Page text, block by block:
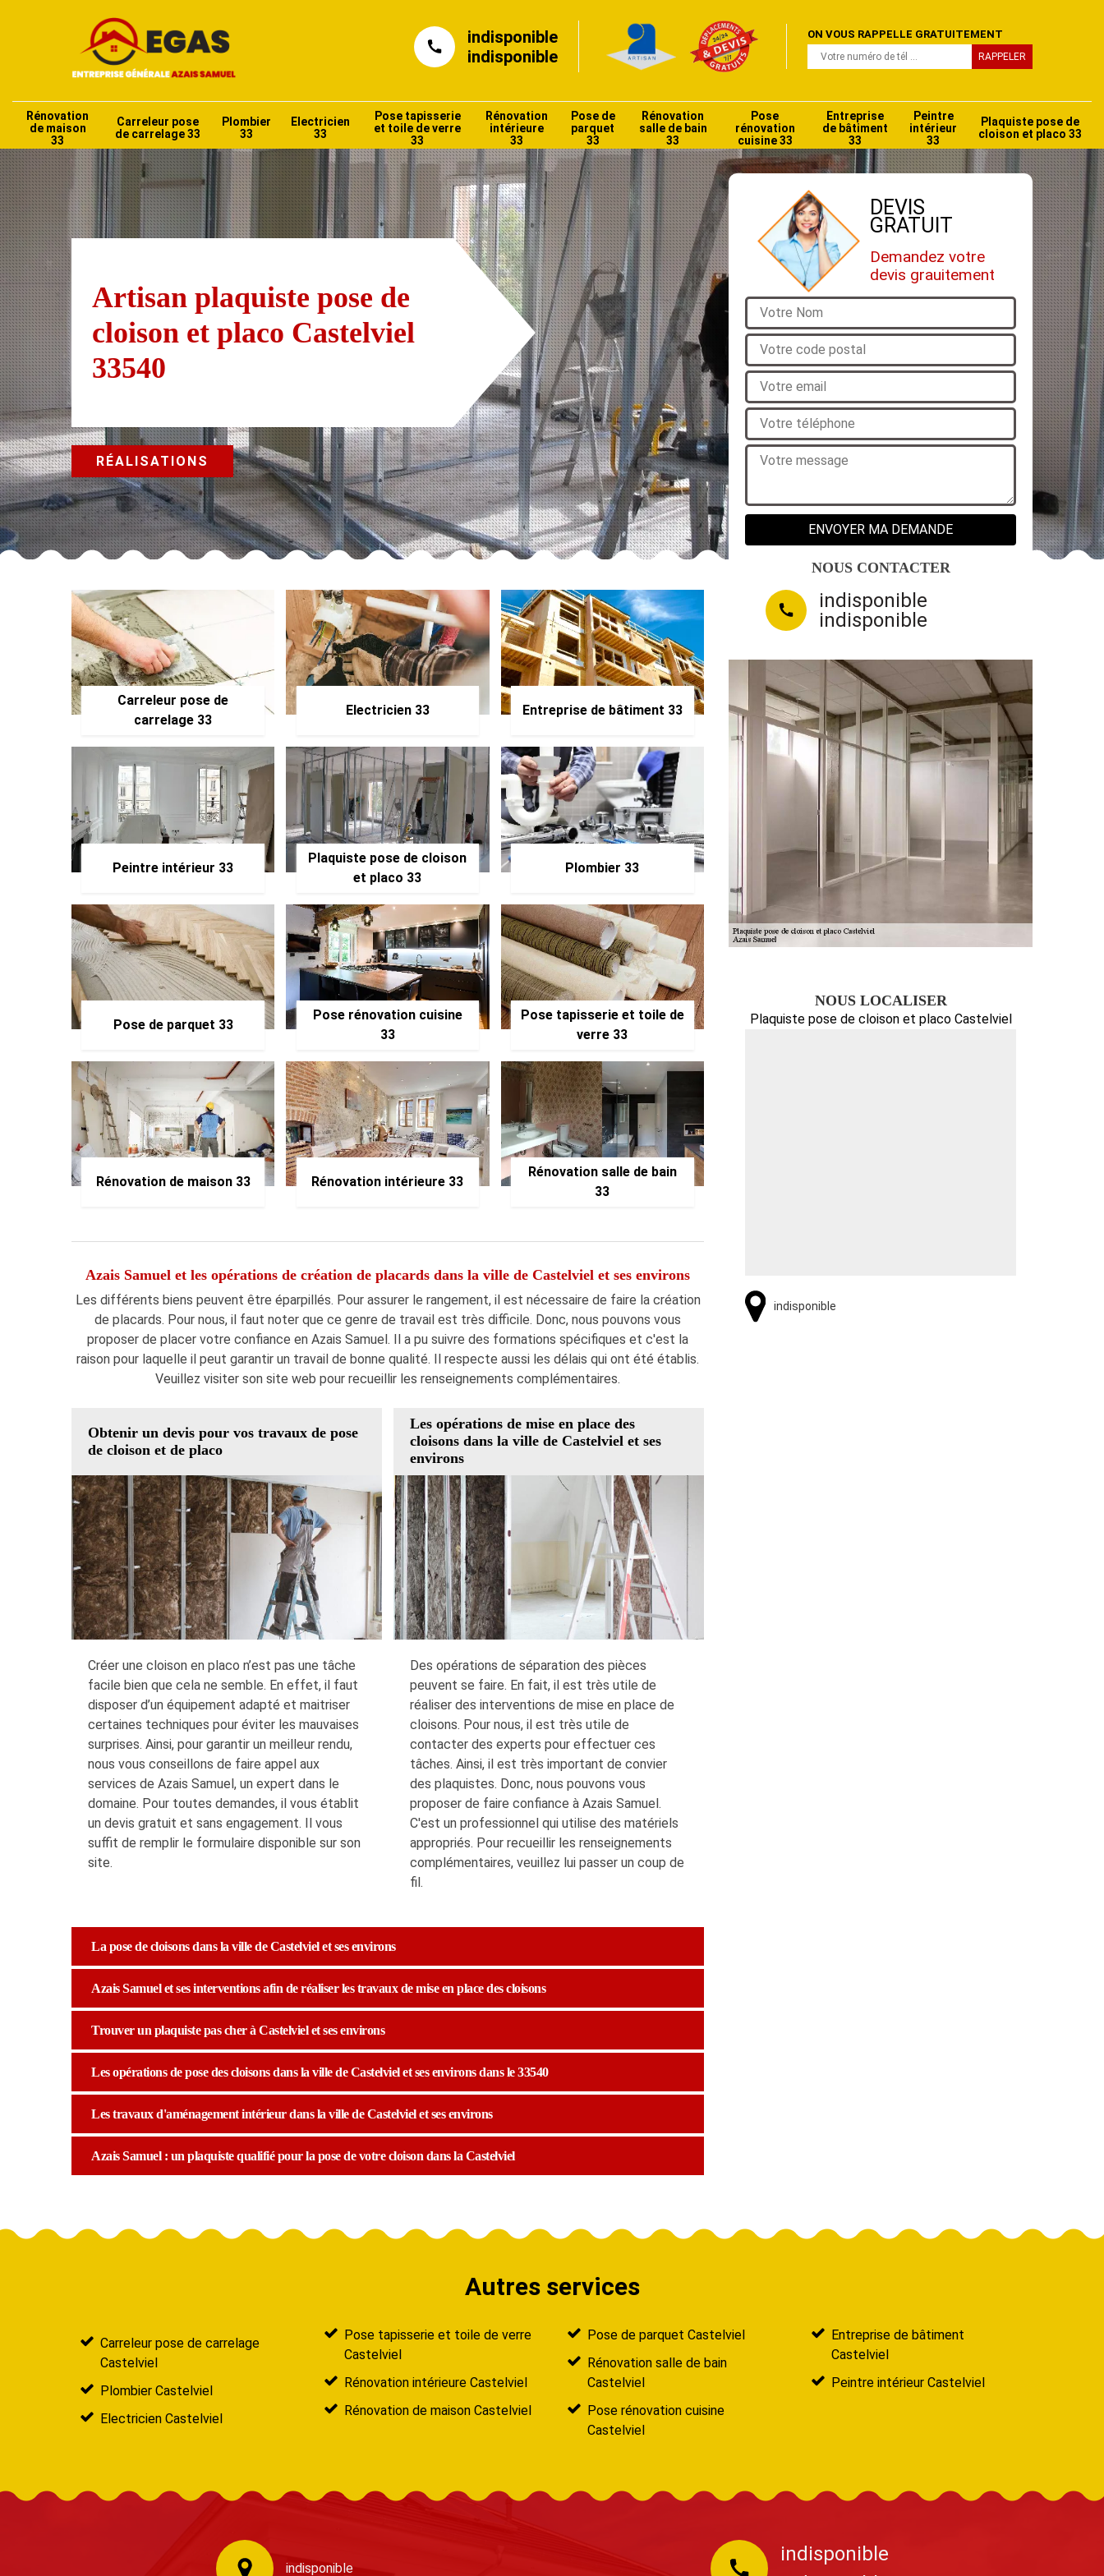
indisponible
indisponible
ON VOUS RAPPELLE GRATUITEMENT
Rénovation
de maison
33
Carreleur pose
de carrelage 33
Plombier
33
Electricien
33
Pose tapisserie
et toile de verre
33
Rénovation
intérieure
33
Pose de
parquet
33
Rénovation
salle de bain
33
Pose
rénovation
cuisine 33
Entreprise
de bâtiment
33
Peintre
intérieur
33
Plaquiste pose de
cloison et placo 33
Artisan plaquiste pose de
cloison et placo Castelviel
33540
RÉALISATIONS
Carreleur pose de
carrelage 33
Electricien 33 Entreprise de bâtiment 33
Peintre intérieur 33
Plaquiste pose de cloison
et placo 33
Plombier 33
Pose de parquet 33
Pose rénovation cuisine
33
Pose tapisserie et toile de
verre 33
Rénovation de maison 33 Rénovation intérieure 33
Rénovation salle de bain
33
Azais Samuel et les opérations de création de placards dans la ville de Castelviel et ses environs
Les différents biens peuvent être éparpillés. Pour assurer le rangement, il est nécessaire de faire la création
de placards. Pour nous, il faut noter que ce genre de travail est très difficile. Donc, nous pouvons vous
proposer de placer votre confiance en Azais Samuel. Il a pu suivre des formations spécifiques et c'est la
raison pour laquelle il peut garantir un travail de bonne qualité. Il respecte aussi les délais qui ont été établis.
Veuillez visiter son site web pour recueillir les renseignements complémentaires.
Obtenir un devis pour vos travaux de pose
de cloison et de placo
Créer une cloison en placo n’est pas une tâche
facile bien que cela ne semble. En effet, il faut
disposer d’un équipement adapté et maitriser
certaines techniques pour éviter les mauvaises
surprises. Ainsi, pour garantir un meilleur rendu,
nous vous conseillons de faire appel aux
services de Azais Samuel, un expert dans le
domaine. Pour toutes demandes, il vous établit
un devis gratuit et sans engagement. Il vous
suffit de remplir le formulaire disponible sur son
site.
Les opérations de mise en place des
cloisons dans la ville de Castelviel et ses
environs
Des opérations de séparation des pièces
peuvent se faire. En fait, il est très utile de
réaliser des interventions de mise en place de
cloisons. Pour nous, il est très utile de
contacter des experts pour effectuer ces
tâches. Ainsi, il est très important de convier
des plaquistes. Donc, nous pouvons vous
proposer de faire confiance à Azais Samuel.
C'est un professionnel qui utilise des matériels
appropriés. Pour recueillir les renseignements
complémentaires, veuillez lui passer un coup de
fil.
La pose de cloisons dans la ville de Castelviel et ses environs
Azais Samuel et ses interventions afin de réaliser les travaux de mise en place des cloisons
Trouver un plaquiste pas cher à Castelviel et ses environs
Les opérations de pose des cloisons dans la ville de Castelviel et ses environs dans le 33540
Les travaux d'aménagement intérieur dans la ville de Castelviel et ses environs
Azais Samuel : un plaquiste qualifié pour la pose de votre cloison dans la Castelviel
DEVIS
GRATUIT
Demandez votre
devis grauitement
NOUS CONTACTER
indisponible
indisponible
NOUS LOCALISER
Plaquiste pose de cloison et placo Castelviel
indisponible
Autres services
Carreleur pose de carrelage
Castelviel
Plombier Castelviel
Electricien Castelviel
Pose tapisserie et toile de verre
Castelviel
Rénovation intérieure Castelviel
Rénovation de maison Castelviel
Pose de parquet Castelviel
Rénovation salle de bain
Castelviel
Pose rénovation cuisine
Castelviel
Entreprise de bâtiment
Castelviel
Peintre intérieur Castelviel
indisponible
indisponible